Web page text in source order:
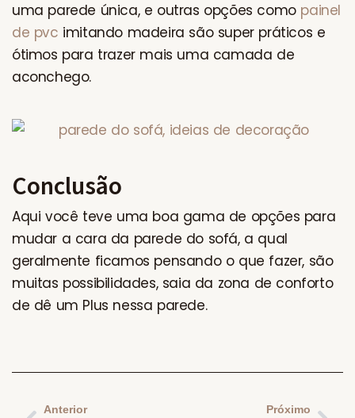
uma parede única, e outras opções como painel
de pvc imitando madeira são super práticos e
ótimos para trazer mais uma camada de
aconchego.
Conclusão
Aqui você teve uma boa gama de opções para
mudar a cara da parede do sofá, a qual
geralmente ficamos pensando o que fazer, são
muitas possibilidades, saia da zona de conforto
de dê um Plus nessa parede.
Anterior Próximo